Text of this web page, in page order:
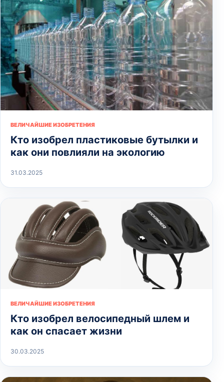
ВЕЛИЧАЙШИЕ ИЗОБРЕТЕНИЯ
Кто изобрел пластиковые бутылки и
как они повлияли на экологию
31.03.2025
ВЕЛИЧАЙШИЕ ИЗОБРЕТЕНИЯ
Кто изобрел велосипедный шлем и
как он спасает жизни
30.03.2025